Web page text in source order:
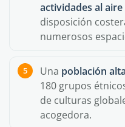
actividades al
disposición
numerosos
Una población
180 grupos
de culturas
acogedora.